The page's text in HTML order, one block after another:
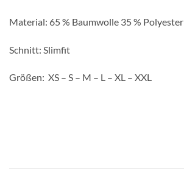
Material: 65 % Baumwolle 35 % Polyester
Schnitt: Slimfit
Größen: XS – S – M – L – XL – XXL